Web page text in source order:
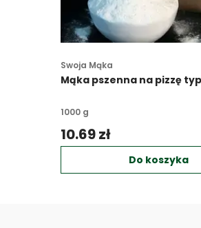
Swoja Mąka
Mąka pszenna na pizzę
1000 g
10.69 zł
Do koszyka